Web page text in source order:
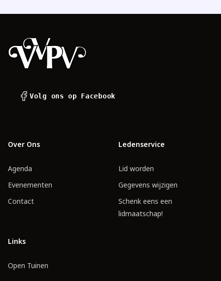
Volg ons op Facebook
Over Ons
Agenda
Evenementen
Contact
Ledenservice
Lid worden
Gegevens wijzigen
Schenk eens een
lidmaatschap!
Links
Open Tuinen